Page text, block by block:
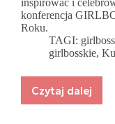
inspirować i
konferencja
Roku.
TAGI:
girlbosskie,
Czytaj dalej